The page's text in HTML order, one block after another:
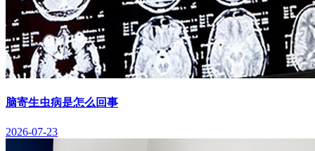
脑寄生虫病是怎么回事
2026-07-23